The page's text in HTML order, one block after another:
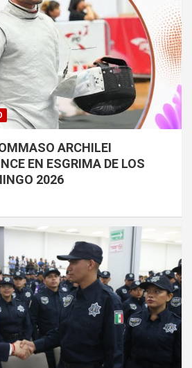
ARCHILEI
EN ESGRIMA DE LOS
2026